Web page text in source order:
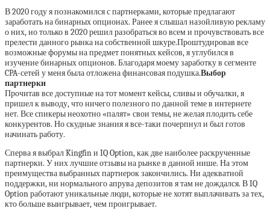
В 2020 году я познакомился с партнерками, которые предлагают
заработать на бинарных опционах. Ранее я слышал назойливую рекламу
о них, но только в 2020 решил разобраться во всем и прочувствовать все
прелести данного рынка на собственной шкуре.Проштудировав все
возможные форумы на предмет понятных кейсов, я углубился в
изучение бинарных опционов. Благодаря моему заработку в сегменте
CPA-сетей у меня была отложена финансовая подушка.Выбор
партнерки
Прочитав все доступные на тот момент кейсы, сливы и обучалки, я
пришел к выводу, что ничего полезного по данной теме в интернете
нет. Все спикеры неохотно «палят» свои темы, не желая плодить себе
конкурентов. Но скудные знания я все-таки почерпнул и был готов
начинать работу.
Сперва я выбрал Kingfin и IQ Option, как две наиболее раскрученные
партнерки. У них лучшие отзывы на рынке в данной нише. На этом
преимущества выбранных партнерок закончились. Ни адекватной
поддержки, ни нормального апрува депозитов я там не дождался. В IQ
Option работают уникальные люди, которые не хотят выплачивать за тех,
кто больше выигрывает, чем проигрывает.